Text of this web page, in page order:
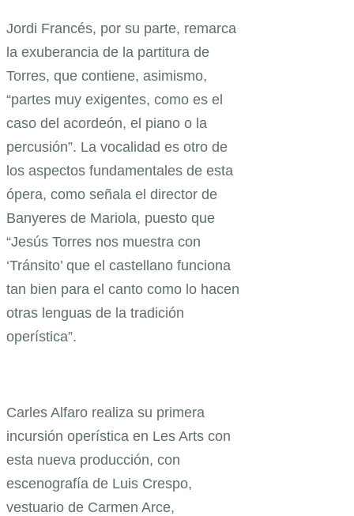
Jordi Francés, por su parte, remarca
la exuberancia de la partitura de
Torres, que contiene, asimismo,
“partes muy exigentes, como es el
caso del acordeón, el piano o la
percusión”. La vocalidad es otro de
los aspectos fundamentales de esta
ópera, como señala el director de
Banyeres de Mariola, puesto que
“Jesús Torres nos muestra con
‘Tránsito’ que el castellano funciona
tan bien para el canto como lo hacen
otras lenguas de la tradición
operística”.
Carles Alfaro realiza su primera
incursión operística en Les Arts con
esta nueva producción, con
escenografía de Luis Crespo,
vestuario de Carmen Arce,